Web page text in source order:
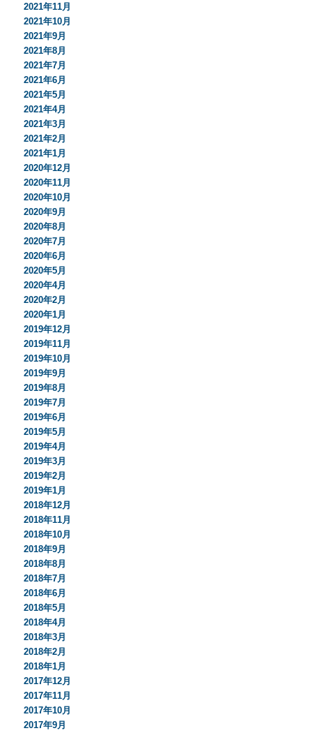
2021年11月
2021年10月
2021年9月
2021年8月
2021年7月
2021年6月
2021年5月
2021年4月
2021年3月
2021年2月
2021年1月
2020年12月
2020年11月
2020年10月
2020年9月
2020年8月
2020年7月
2020年6月
2020年5月
2020年4月
2020年2月
2020年1月
2019年12月
2019年11月
2019年10月
2019年9月
2019年8月
2019年7月
2019年6月
2019年5月
2019年4月
2019年3月
2019年2月
2019年1月
2018年12月
2018年11月
2018年10月
2018年9月
2018年8月
2018年7月
2018年6月
2018年5月
2018年4月
2018年3月
2018年2月
2018年1月
2017年12月
2017年11月
2017年10月
2017年9月